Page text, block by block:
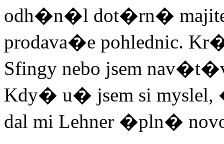
odh�n�l dot�rn�
prodava�e pohlednic.
Sfingy nebo jsem
Kdy� u� jsem si myslel,
dal mi Lehner �pln�